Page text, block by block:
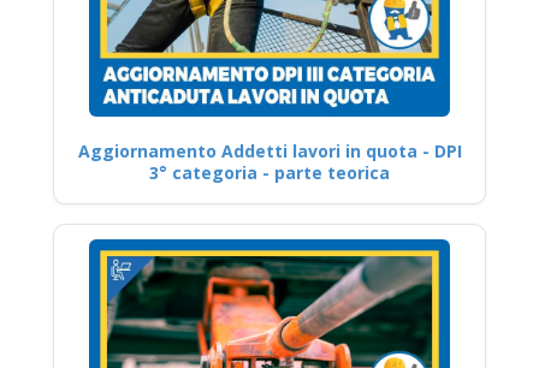
Aggiornamento Addetti lavori in quota - DPI
3° categoria - parte teorica